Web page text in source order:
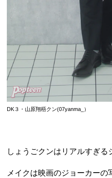
DK３・ 山原翔梧クン(07yanma_ ）
しょうごクンはリアルすぎる
メイクは映画のジョーカーの